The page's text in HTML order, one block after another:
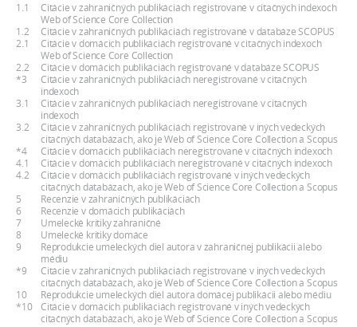
k
o
c
h
A
V
1.1
Citácie v zahraničných publikáciách registrované v citačných indexoch
Web of Science Core Collection
1.2
Citácie v zahraničných publikáciách registrované v databáze SCOPUS
2.1
Citácie v domácich publikáciách registrované v citačných indexoch
Web of Science Core Collection
2.2
Citácie v domácich publikáciách registrované v databáze SCOPUS
*3
Citácie v zahraničných publikáciách neregistrované v citačných
indexoch
3.1
Citácie v zahraničných publikáciách neregistrované v citačných
indexoch
3.2
Citácie v zahraničných publikáciách registrované v iných vedeckých
citačných databázach, ako je Web of Science Core Collection a Scopus
*4
Citácie v domácich publikáciách neregistrované v citačných indexoch
4.1
Citácie v domácich publikáciách neregistrované v citačných indexoch
4.2
Citácie v domácich publikáciách registrované v iných vedeckých
citačných databázach, ako je Web of Science Core Collection a Scopus
5
Recenzie v zahraničných publikáciách
6
Recenzie v domácich publikáciách
7
Umelecké kritiky zahraničné
8
Umelecké kritiky domáce
9
Reprodukcie umeleckých diel autora v zahraničnej publikácii alebo
médiu
*9
Citácie v zahraničných publikáciách registrované v iných vedeckých
citačných databázach, ako je Web of Science Core Collection a Scopus
10
Reprodukcie umeleckých diel autora domácej publikácii alebo médiu
*10
Citácie v domácich publikáciách registrované v iných vedeckých
citačných databázach, ako je Web of Science Core Collection a Scopus